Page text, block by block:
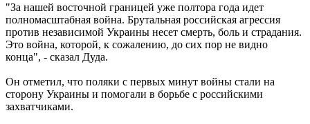
"За нашей восточной границей уже полтора года идет
полномасштабная война. Брутальная российская агрессия
против независимой Украины несет смерть, боль и страдания.
Это война, которой, к сожалению, до сих пор не видно
конца", - сказал Дуда.
Он отметил, что поляки с первых минут войны стали на
сторону Украины и помогали в борьбе с российскими
захватчиками.